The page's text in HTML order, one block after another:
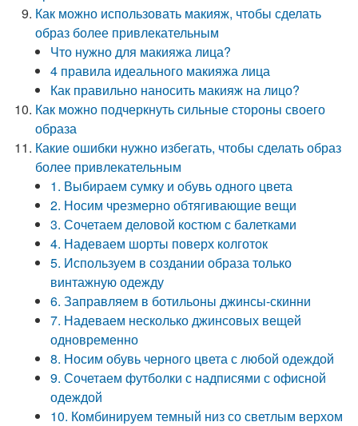
Как можно использовать макияж, чтобы сделать
образ более привлекательным
Что нужно для макияжа лица?
4 правила идеального макияжа лица
Как правильно наносить макияж на лицо?
Как можно подчеркнуть сильные стороны своего
образа
Какие ошибки нужно избегать, чтобы сделать образ
более привлекательным
1. Выбираем сумку и обувь одного цвета
2. Носим чрезмерно обтягивающие вещи
3. Сочетаем деловой костюм с балетками
4. Надеваем шорты поверх колготок
5. Используем в создании образа только
винтажную одежду
6. Заправляем в ботильоны джинсы-скинни
7. Надеваем несколько джинсовых вещей
одновременно
8. Носим обувь черного цвета с любой одеждой
9. Сочетаем футболки с надписями с офисной
одеждой
10. Комбинируем темный низ со светлым верхом